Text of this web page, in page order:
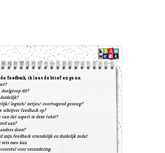
feedback, ik lees de brief en ga na:
dit?
logisch/ netjes/ overtuigend genoeg?
schrijver feedback op?
van dat aspect in deze tekst?
aan?
doen?
mijn feedback vriendelijk en duidelijk zodat
iets mee kan.
voor verandering.